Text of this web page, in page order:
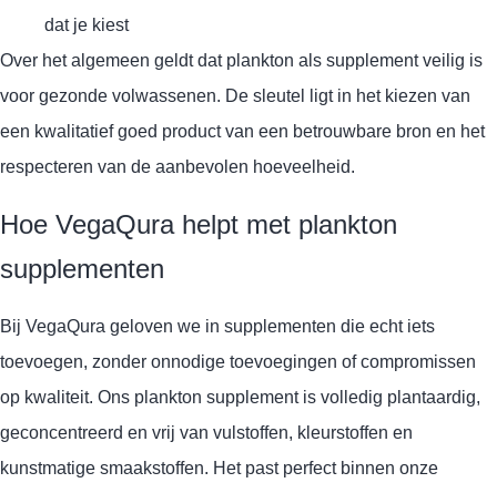
dat je kiest
Over het algemeen geldt dat plankton als supplement veilig is
voor gezonde volwassenen. De sleutel ligt in het kiezen van
een kwalitatief goed product van een betrouwbare bron en het
respecteren van de aanbevolen hoeveelheid.
Hoe VegaQura helpt met plankton
supplementen
Bij VegaQura geloven we in supplementen die echt iets
toevoegen, zonder onnodige toevoegingen of compromissen
op kwaliteit. Ons plankton supplement is volledig plantaardig,
geconcentreerd en vrij van vulstoffen, kleurstoffen en
kunstmatige smaakstoffen. Het past perfect binnen onze